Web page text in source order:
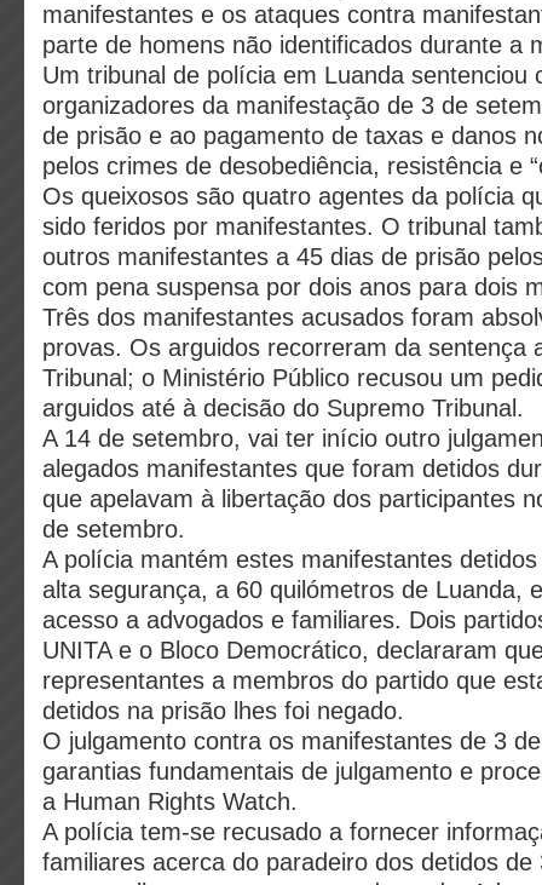
manifestantes e os ataques contra
parte de homens não identificados durante a
Um tribunal de polícia em Luanda sentenciou
organizadores da manifestação de 3 de
de prisão e ao pagamento de taxas e danos
pelos crimes de desobediência, resistência e
Os queixosos são quatro agentes da polícia
sido feridos por manifestantes. O tribunal
outros manifestantes a 45 dias de prisão
com pena suspensa por dois anos para dois
Três dos manifestantes acusados foram
provas. Os arguidos recorreram da sentença
Tribunal; o Ministério Público recusou um
arguidos até à decisão do Supremo Tribunal.
A 14 de setembro, vai ter início outro
alegados manifestantes que foram detidos
que apelavam à libertação dos participantes
de setembro.
A polícia mantém estes manifestantes
alta segurança, a 60 quilómetros de Luanda,
acesso a advogados e familiares. Dois
UNITA e o Bloco Democrático, declararam
representantes a membros do partido que
detidos na prisão lhes foi negado.
O julgamento contra os manifestantes de 3
garantias fundamentais de julgamento e
a Human Rights Watch.
A polícia tem-se recusado a fornecer
familiares acerca do paradeiro dos detidos